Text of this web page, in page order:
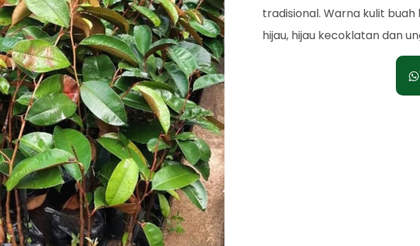
tradisional. Warna kulit
hijau, hijau kecoklatan dan